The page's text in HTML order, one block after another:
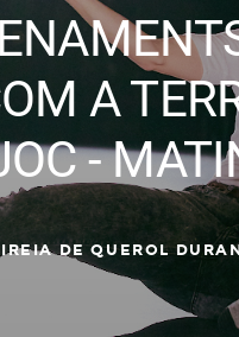
A
-
DE QUEROL